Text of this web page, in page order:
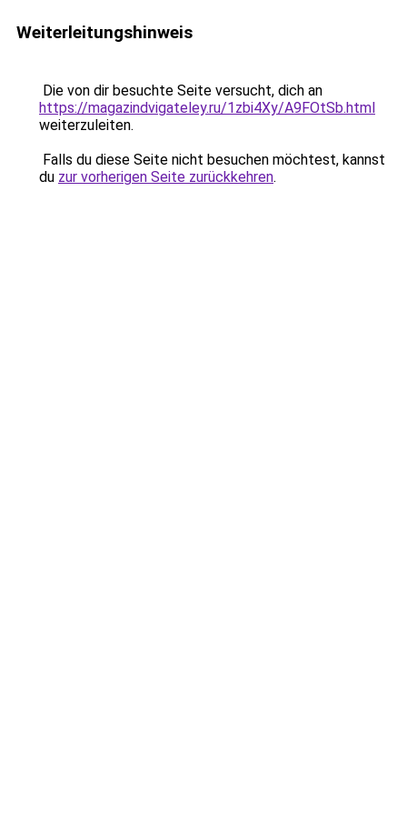
Weiterleitungshinweis
Die von dir besuchte Seite versucht, dich an
https://magazindvigateley.ru/1zbi4Xy/A9FOtSb.html
weiterzuleiten.
Falls du diese Seite nicht besuchen möchtest, kannst
du zur vorherigen Seite zurückkehren.